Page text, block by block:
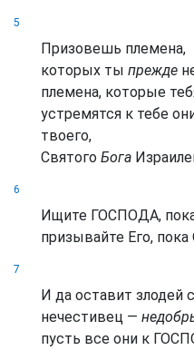
5
Призовешь племена,
которых ты прежде
племена, которые
устремятся к тебе
твоего,
Святого Бога
6
Ищите ГОСПОДА,
призывайте Его, пока
7
И да оставит злодей
нечестивец —
пусть все они к